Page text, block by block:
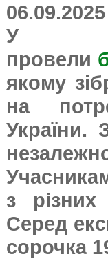
У
провели
якому
на
України.
з
Серед
сорочка